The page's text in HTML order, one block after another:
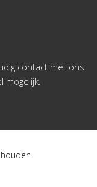
contact met ons
mogelijk.